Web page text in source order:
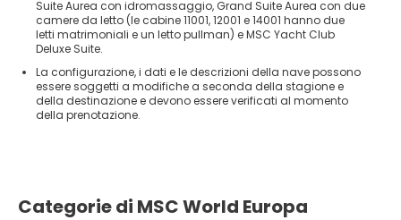
Suite Aurea con idromassaggio, Grand Suite Aurea con due
camere da letto (le cabine 11001, 12001 e 14001 hanno due
letti matrimoniali e un letto pullman) e MSC Yacht Club
Deluxe Suite.
La configurazione, i dati e le descrizioni della nave possono
essere soggetti a modifiche a seconda della stagione e
della destinazione e devono essere verificati al momento
della prenotazione.
Categorie di MSC World Europa